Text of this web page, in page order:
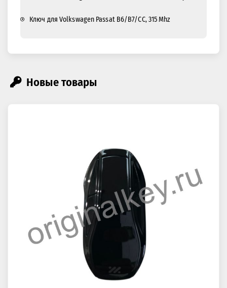
Ключ для Volkswagen Passat B6/B7/CC, 315 Mhz
Новые товары